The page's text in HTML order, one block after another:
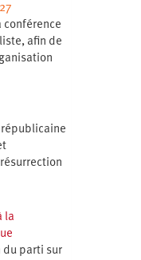
conférence
afin de
républicaine
la
du parti sur